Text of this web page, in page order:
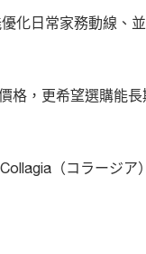
化日常家務動線、
，更希望選購能
（コラージア